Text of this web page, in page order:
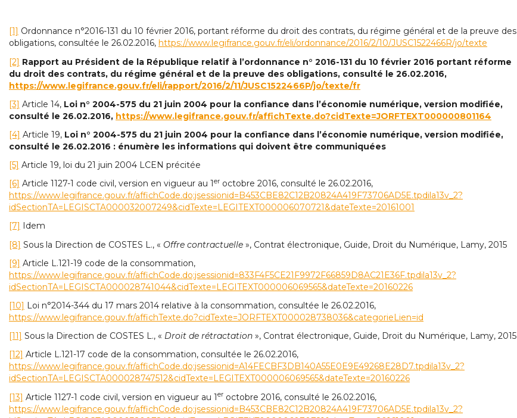
[1] Ordonnance n°2016-131 du 10 février 2016, portant réforme du droit des contrats, du régime général et de la preuve des
obligations, consultée le 26.02.2016, https://www.legifrance.gouv.fr/eli/ordonnance/2016/2/10/JUSC1522466R/jo/texte
[2] Rapport au Président de la République relatif à l’ordonnance n° 2016-131 du 10 février 2016 portant réforme
du droit des contrats, du régime général et de la preuve des obligations, consulté le 26.02.2016,
https://www.legifrance.gouv.fr/eli/rapport/2016/2/11/JUSC1522466P/jo/texte/fr
[3] Article 14, Loi n° 2004-575 du 21 juin 2004 pour la confiance dans l’économie numérique, version modifiée,
consulté le 26.02.2016, https://www.legifrance.gouv.fr/affichTexte.do?cidTexte=JORFTEXT000000801164
[4] Article 19, Loi n° 2004-575 du 21 juin 2004 pour la confiance dans l’économie numérique, version modifiée,
consulté le 26.02.2016 : énumère les informations qui doivent être communiquées
[5] Article 19, loi du 21 juin 2004 LCEN précitée
[6] Article 1127-1 code civil, version en vigueur au 1er octobre 2016, consulté le 26.02.2016,
https://www.legifrance.gouv.fr/affichCode.do;jsessionid=B453CBE82C12B20824A419F73706AD5E.tpdila13v_2?
idSectionTA=LEGISCTA000032007249&cidTexte=LEGITEXT000006070721&dateTexte=20161001
[7]
Idem
[8] Sous la Direction de COSTES L., « Offre contractuelle », Contrat électronique, Guide, Droit du Numérique, Lamy, 2015
[9] Article L.121-19 code de la consommation,
https://www.legifrance.gouv.fr/affichCode.do;jsessionid=833F4F5CE21F9972F66859D8AC21E36F.tpdila13v_2?
idSectionTA=LEGISCTA000028741044&cidTexte=LEGITEXT000006069565&dateTexte=20160226
[10] Loi n°2014-344 du 17 mars 2014 relative à la consommation, consultée le 26.02.2016,
https://www.legifrance.gouv.fr/affichTexte.do?cidTexte=JORFTEXT000028738036&categorieLien=id
[11] Sous la Direction de COSTES L., « Droit de rétractation », Contrat électronique, Guide, Droit du Numérique, Lamy, 2015
[12] Article L.121-17 code de la consommation, consultée le 26.02.2016,
https://www.legifrance.gouv.fr/affichCode.do;jsessionid=A14FECBF3DB140A55E0E9E49268E28D7.tpdila13v_2?
idSectionTA=LEGISCTA000028747512&cidTexte=LEGITEXT000006069565&dateTexte=20160226
[13] Article 1127-1 code civil, version en vigueur au 1er octobre 2016, consulté le 26.02.2016,
https://www.legifrance.gouv.fr/affichCode.do;jsessionid=B453CBE82C12B20824A419F73706AD5E.tpdila13v_2?